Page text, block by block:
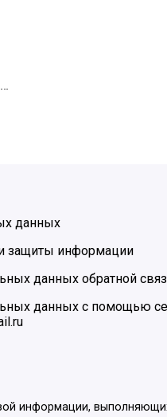
данных
защиты информации
данных обратной
данных с помощью
информации,